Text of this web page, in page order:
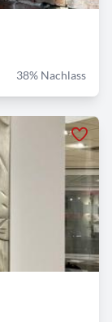
38% Nachlass